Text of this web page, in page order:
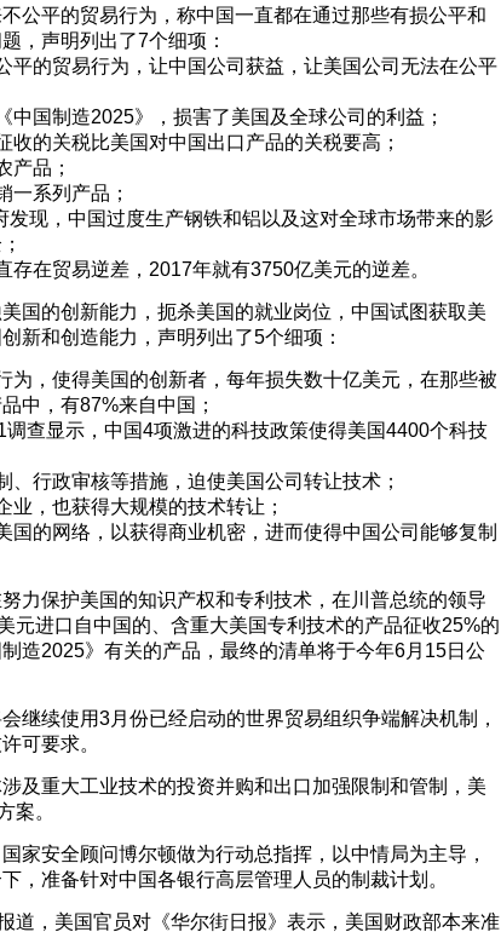
公平的贸易行为，称中国一直都在通过那些有损公平和
，声明列出了7个细项：
平的贸易行为，让中国公司获益，让美国公司无法在公平
中国制造2025》，损害了美国及全球公司的利益；
收的关税比美国对中国出口产品的关税要高；
产品；
一系列产品；
发现，中国过度生产钢铁和铝以及这对全球市场带来的影
存在贸易逆差，2017年就有3750亿美元的逆差。
国的创新能力，扼杀美国的就业岗位，中国试图获取美
新和创造能力，声明列出了5个细项：
为，使得美国的创新者，每年损失数十亿美元，在那些被
中，有87%来自中国；
查显示，中国4项激进的科技政策使得美国4400个科技
、行政审核等措施，迫使美国公司转让技术；
业，也获得大规模的技术转让；
国的网络，以获得商业机密，进而使得中国公司能够复制
力保护美国的知识产权和专利技术，在川普总统的领导
元进口自中国的、含重大美国专利技术的产品征收25%的
造2025》有关的产品，最终的清单将于今年6月15日公
继续使用3月份已经启动的世界贸易组织争端解决机制，
可要求。
及重大工业技术的投资并购和出口加强限制和管制，美
案。
家安全顾问博尔顿做为行动总指挥，以中情局为主导，
，准备针对中国各银行高层管理人员的制裁计划。
道，美国官员对《华尔街日报》表示，美国财政部本来准